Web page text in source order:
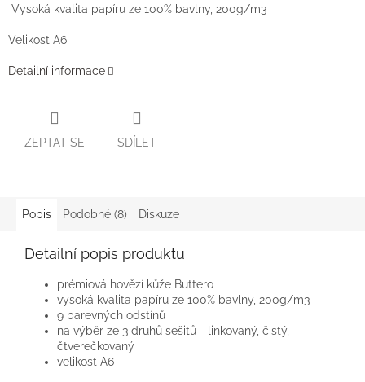
Vysoká kvalita papíru ze 100% bavlny, 200g/m3
Velikost A6
Detailní informace
ZEPTAT SE SDÍLET
Popis Podobné (8) Diskuze
Detailní popis produktu
prémiová hovězí kůže Buttero
vysoká kvalita papíru ze 100% bavlny, 200g/m3
9 barevných odstínů
na výběr ze 3 druhů sešitů - linkovaný, čistý,
čtverečkovaný
velikost A6